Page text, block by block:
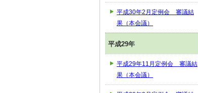
平成30年2月定例会 審議結
果（本会議）
平成29年
平成29年11月定例会 審議結
果（本会議）